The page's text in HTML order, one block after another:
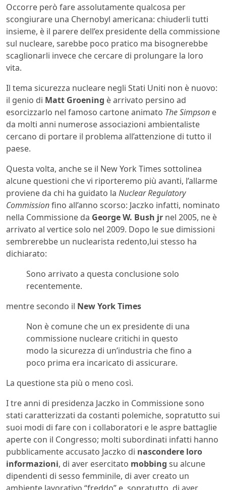
Occorre però fare assolutamente qualcosa per
scongiurare una Chernobyl americana: chiuderli tutti
insieme, è il parere dell’ex presidente della commissione
sul nucleare, sarebbe poco pratico ma bisognerebbe
scaglionarli invece che cercare di prolungare la loro
vita.
Il tema sicurezza nucleare negli Stati Uniti non è nuovo:
il genio di Matt Groening è arrivato persino ad
esorcizzarlo nel famoso cartone animato The Simpson e
da molti anni numerose associazioni ambientaliste
cercano di portare il problema all’attenzione di tutto il
paese.
Questa volta, anche se il New York Times sottolinea
alcune questioni che vi riporteremo più avanti, l’allarme
proviene da chi ha guidato la Nuclear Regulatory
Commissionfino all’anno scorso: Jaczko infatti, nominato
nella Commissione da George W. Bush jr nel 2005, ne è
arrivato al vertice solo nel 2009. Dopo le sue dimissioni
sembrerebbe un nuclearista redento,lui stesso ha
dichiarato:
Sono arrivato a questa conclusione solo
recentemente.
mentre secondo il New York Times
Non è comune che un ex presidente di una
commissione nucleare critichi in questo
modo la sicurezza di un’industria che fino a
poco prima era incaricato di assicurare.
La questione sta più o meno così.
I tre anni di presidenza Jaczko in Commissione sono
stati caratterizzati da costanti polemiche, sopratutto sui
suoi modi di fare con i collaboratori e le aspre battaglie
aperte con il Congresso; molti subordinati infatti hanno
pubblicamente accusato Jaczko di nascondere loro
informazioni, di aver esercitato mobbing su alcune
dipendenti di sesso femminile, di aver creato un